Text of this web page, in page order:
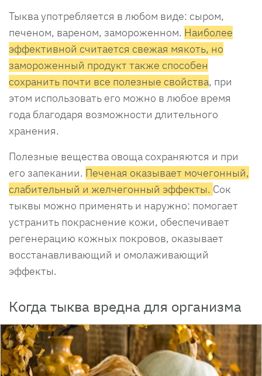
Тыква употребляется в любом виде: сыром,
печеном, вареном, замороженном. Наиболее
эффективной считается свежая мякоть, но
замороженный продукт также способен
сохранить почти все полезные свойства, при
этом использовать его можно в любое время
года благодаря возможности длительного
хранения.
Полезные вещества овоща сохраняются и при
его запекании. Печеная оказывает мочегонный,
слабительный и желчегонный эффекты. Сок
тыквы можно применять и наружно: помогает
устранить покраснение кожи, обеспечивает
регенерацию кожных покровов, оказывает
восстанавливающий и омолаживающий
эффекты.
Когда тыква вредна для организма